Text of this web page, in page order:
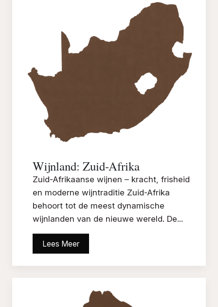
Wijnland: Zuid-Afrika
Zuid-Afrikaanse wijnen – kracht, frisheid
en moderne wijntraditie Zuid-Afrika
behoort tot de meest dynamische
wijnlanden van de nieuwe wereld. De...
Lees Meer